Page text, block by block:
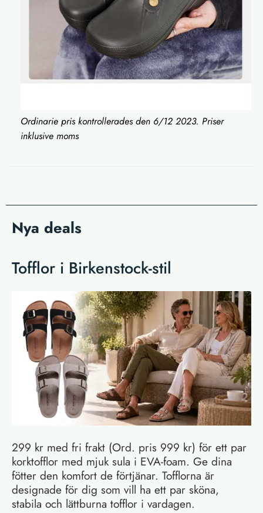
Ordinarie pris kontrollerades den 6/12 2023. Priser
inklusive moms
Nya deals
Tofflor i Birkenstock-stil
299 kr med fri frakt (Ord. pris 999 kr) för ett par
korktofflor med mjuk sula i EVA-foam. Ge dina
fötter den komfort de förtjänar. Tofflorna är
designade för dig som vill ha ett par sköna,
stabila och lättburna tofflor i vardagen.